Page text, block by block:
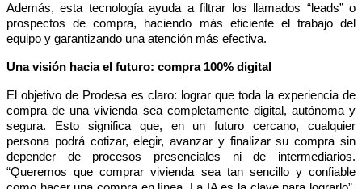
Además, esta tecnología ayuda a filtrar los llamados “leads” o
prospectos de compra, haciendo más eficiente el trabajo del
equipo y garantizando una atención más efectiva.
Una visión hacia el futuro: compra 100% digital
El objetivo de Prodesa es claro: lograr que toda la experiencia de
compra de una vivienda sea completamente digital, autónoma y
segura. Esto significa que, en un futuro cercano, cualquier
persona podrá cotizar, elegir, avanzar y finalizar su compra sin
depender de procesos presenciales ni de intermediarios.
“Queremos que comprar vivienda sea tan sencillo y confiable